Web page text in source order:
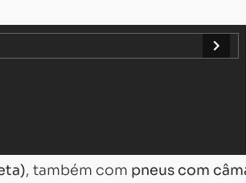
, também com pneus com